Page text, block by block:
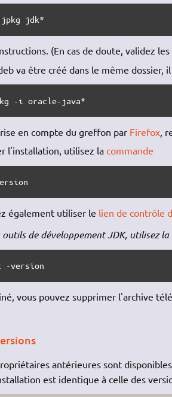
jpkg jdk*
(En cas de doute, validez
va être créé dans le même dossier,
-i oracle-java*
en compte du greffon par Firefox ,
l'installation, utilisez lacommande
également utiliser le lien de contrôle
outils de développement JDK, utilisez la
-version
vous pouvez supprimer l'archive
antérieures sont
est identique à celle des